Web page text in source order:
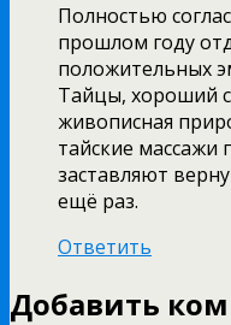
Полностью
прошлом году
положительных
Тайцы, хороший
живописная
тайские массажи
заставляют
ещё раз.
Ответить
Добавить